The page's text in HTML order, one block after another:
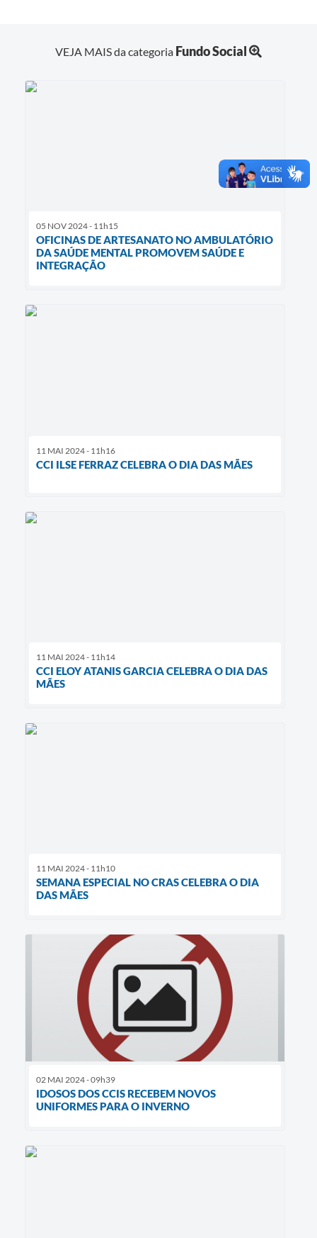
VEJA MAIS da categoria Fundo Social
05 NOV 2024 - 11h15
OFICINAS DE ARTESANATO NO AMBULATÓRIO
DA SAÚDE MENTAL PROMOVEM SAÚDE E
INTEGRAÇÃO
11 MAI 2024 - 11h16
CCI ILSE FERRAZ CELEBRA O DIA DAS MÃES
11 MAI 2024 - 11h14
CCI ELOY ATANIS GARCIA CELEBRA O DIA DAS
MÃES
11 MAI 2024 - 11h10
SEMANA ESPECIAL NO CRAS CELEBRA O DIA
DAS MÃES
02 MAI 2024 - 09h39
IDOSOS DOS CCIS RECEBEM NOVOS
UNIFORMES PARA O INVERNO